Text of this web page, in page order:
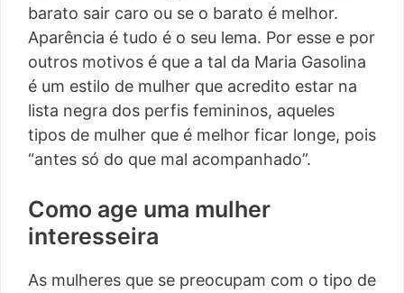
barato sair caro ou se o barato é melhor.
Aparência é tudo é o seu lema. Por esse e por
outros motivos é que a tal da Maria Gasolina
é um estilo de mulher que acredito estar na
lista negra dos perfis femininos, aqueles
tipos de mulher que é melhor ficar longe, pois
“antes só do que mal acompanhado”.
Como age uma mulher
interesseira
As mulheres que se preocupam com o tipo de